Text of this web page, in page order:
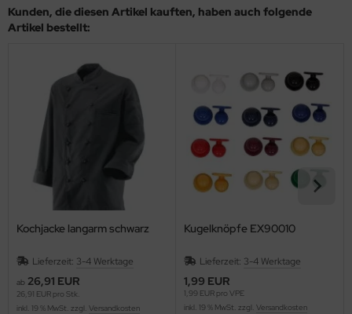
Kunden, die diesen Artikel kauften, haben auch folgende
Artikel bestellt:
Kochjacke langarm schwarz
Lieferzeit: 3-4 Werktage
ab 26,91 EUR
26,91 EUR pro Stk.
inkl. 19 % MwSt. zzgl. Versandkosten
Kugelknöpfe EX90010
Lieferzeit: 3-4 Werktage
1,99 EUR
1,99 EUR pro VPE
inkl. 19 % MwSt. zzgl. Versandkosten